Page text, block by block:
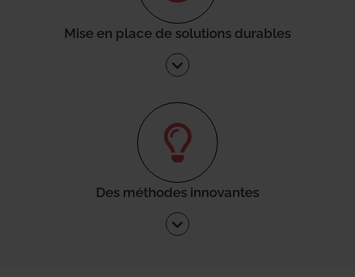
Mise en place de solutions durables
Des méthodes innovantes